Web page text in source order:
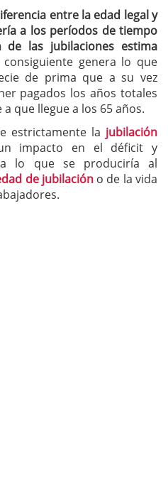
entre la edad legal y
a los períodos de tiempo
las jubilaciones estima
genera lo que
de prima que a su vez
pagados los años totales
que llegue a los 65 años.
estrictamente la jubilación
impacto en el déficit y
a lo que se produciría al
de jubilación o de la vida